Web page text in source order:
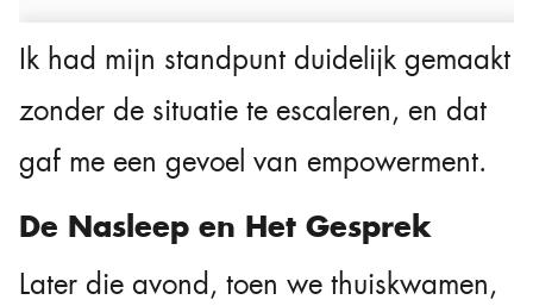
Ik had mijn standpunt duidelijk gemaakt
zonder de situatie te escaleren, en dat
gaf me een gevoel van empowerment.
De Nasleep en Het Gesprek
Later die avond, toen we thuiskwamen,